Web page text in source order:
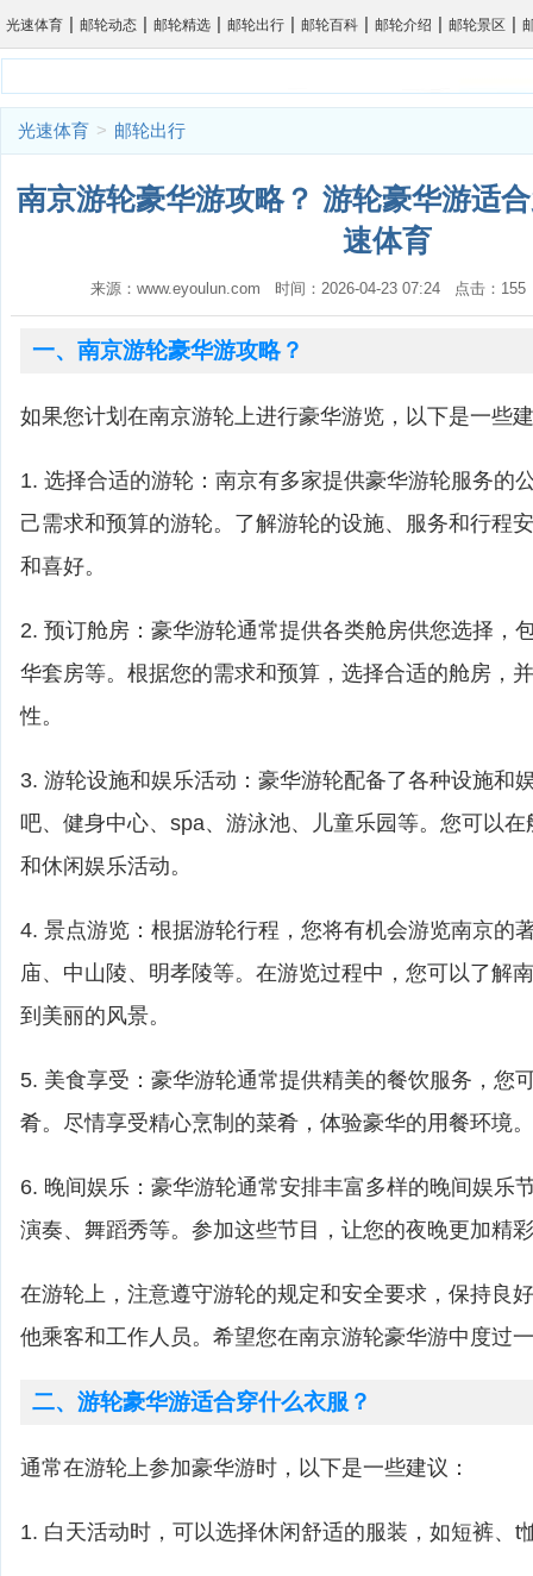
光速体育 | 邮轮动态 | 邮轮精选 | 邮轮出行 | 邮轮百科 | 邮轮介绍 | 邮轮景区 |
光速体育 > 邮轮出行
南京游轮豪华游攻略？ 游轮豪华游适
速体育
来源：www.eyoulun.com 时间：2026-04-23 07:24 点击：
一、南京游轮豪华游攻略？
如果您计划在南京游轮上进行豪华游览，以下是一些
1. 选择合适的游轮：南京有多家提供豪华游轮服务的
己需求和预算的游轮。了解游轮的设施、服务和行程
和喜好。
2. 预订舱房：豪华游轮通常提供各类舱房供您选择，
华套房等。根据您的需求和预算，选择合适的舱房，
性。
3. 游轮设施和娱乐活动：豪华游轮配备了各种设施和
吧、健身中心、spa、游泳池、儿童乐园等。您可以
和休闲娱乐活动。
4. 景点游览：根据游轮行程，您将有机会游览南京的
庙、中山陵、明孝陵等。在游览过程中，您可以了解
到美丽的风景。
5. 美食享受：豪华游轮通常提供精美的餐饮服务，您
肴。尽情享受精心烹制的菜肴，体验豪华的用餐环境。
6. 晚间娱乐：豪华游轮通常安排丰富多样的晚间娱乐
演奏、舞蹈秀等。参加这些节目，让您的夜晚更加精
在游轮上，注意遵守游轮的规定和安全要求，保持良
他乘客和工作人员。希望您在南京游轮豪华游中度过
二、游轮豪华游适合穿什么衣服？
通常在游轮上参加豪华游时，以下是一些建议：
1. 白天活动时，可以选择休闲舒适的服装，如短裤、t